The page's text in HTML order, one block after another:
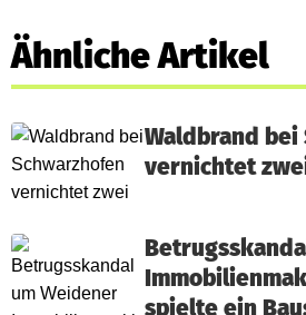
Ähnliche Artikel
Waldbrand
vernichtet
spielte ein